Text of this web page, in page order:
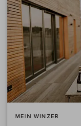
MEIN WINZER